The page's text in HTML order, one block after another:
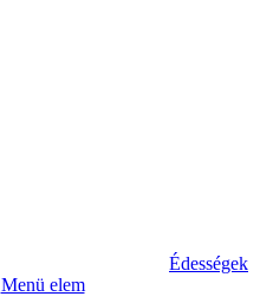
Édességek
Menü elem